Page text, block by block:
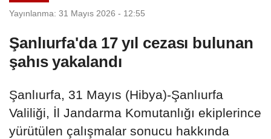
Yayınlanma: 31 Mayıs 2026 - 12:55
Şanlıurfa'da 17 yıl cezası bulunan
şahıs yakalandı
Şanlıurfa, 31 Mayıs (Hibya)-Şanlıurfa
Valiliği, İl Jandarma Komutanlığı ekiplerince
yürütülen çalışmalar sonucu hakkında